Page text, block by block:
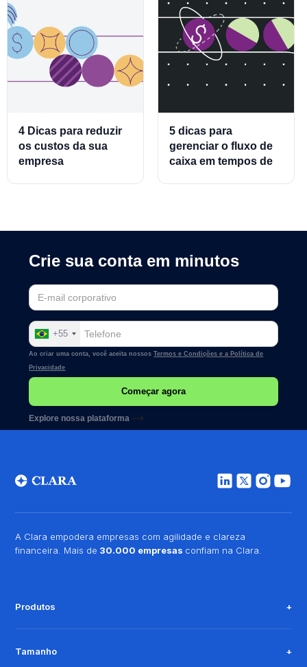
4 Dicas para reduzir
os custos da sua
empresa
5 dicas para
gerenciar o fluxo de
caixa em tempos de
Crie sua conta em minutos
+55
Ao criar uma conta, você aceita nossosTermos e Condições e a Política de
Privacidade
Explore nossa plataforma
A Clara empodera empresas com agilidade e clareza
financeira. Mais de 30.000 empresas confiam na Clara.
Produtos
Tamanho